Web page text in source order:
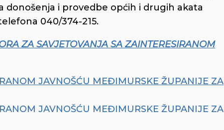
donošenja i provedbe općih i drugih akata
040/374-215.
ZA SAVJETOVANJA SA ZAINTERESIRANOM
JAVNOŠĆU MEĐIMURSKE ŽUPANIJE ZA
JAVNOŠĆU MEĐIMURSKE ŽUPANIJE ZA